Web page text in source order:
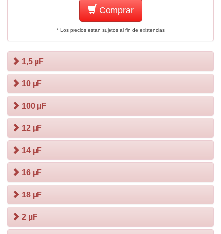
Comprar
* Los precios estan sujetos al fin de existencias
1,5 µF
10 µF
100 µF
12 µF
14 µF
16 µF
18 µF
2 µF